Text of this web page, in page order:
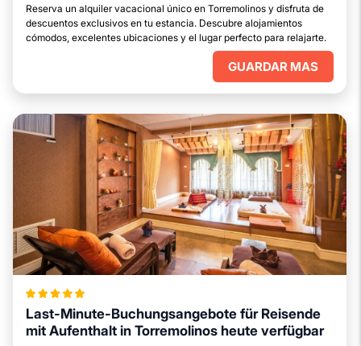
Reserva un alquiler vacacional único en Torremolinos y disfruta de
descuentos exclusivos en tu estancia. Descubre alojamientos
cómodos, excelentes ubicaciones y el lugar perfecto para relajarte.
GUARDAR MAS
Last-Minute-Buchungsangebote für Reisende
mit Aufenthalt in Torremolinos heute verfügbar